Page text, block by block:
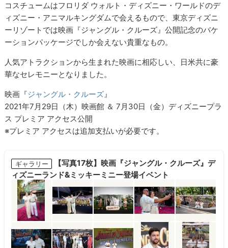
コスチュームはフロリダ ウォルト・ディズニー・ワールドのデ
ィズニー・アニマルキングダムで会えるもので、東京ディズニ
ーリゾートでは映画『ジャングル・クルーズ』公開記念のバケ
ーションパッケージでしか会えない貴重なもの。
人気アトラクションから生まれた映画に相応しい、日米共に豪
華なセレモニーとなりました。
映画『ジャングル・クルーズ』
2021年7月29日（木）映画館 ＆ 7月30日（金）ディズニープラ
ス プレミア アクセス公開
※プレミア アクセスは追加支払いが必要です。
ギャラリー
【写真17枚】映画『ジャングル・クルーズ』デ
ィズニーランド&ミッキーミニー登場イベント